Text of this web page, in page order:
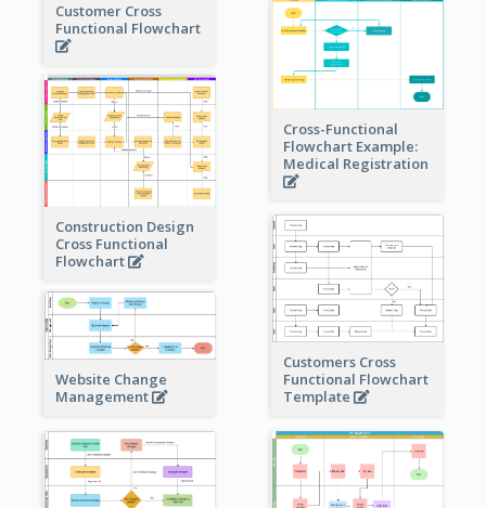
Customer Cross
Functional Flowchart
Cross-Functional
Flowchart Example:
Medical Registration
Construction Design
Cross Functional
Flowchart
Customers Cross
Functional Flowchart
Template
Website Change
Management